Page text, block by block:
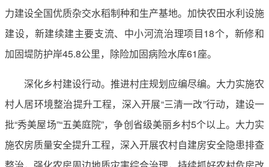
力建设全国优质杂交水稻制种和生产基地。加快农田水利设施
建设，新建续建主要支流、中小河流治理项目18个，新修和
加固堤防护岸45.8公里，除险加固病险水库61座。
深化乡村建设行动。推进村庄规划应编尽编。大力实施农
村人居环境整治提升工程，深入开展“三清一改”行动，建设一
批“秀美屋场”“五美庭院”，争创省级美丽乡村5个以上。大力实
施农房质量安全提升工程，深入开展农村自建房安全隐患排查